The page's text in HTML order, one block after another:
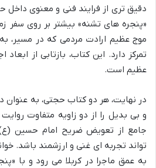
دقیق تری از فرایند فنی و معنوی داخل
«پنجره های تشنه» بیشتر بر روی سفر
موج عظیم ارادت مردمی که در مسیر،
تمرکز دارد. این کتاب، بازتابی از
عظیم است.
در نهایت، هر دو کتاب حجتی، به عنوان
و بی بدیل را از دو زاویه متفاوت
جامع از تعویض ضریح امام حسین
تواند تجربه ای غنی و ارزشمند باشد.
به عمق ماجرا در کربلا می رود و با